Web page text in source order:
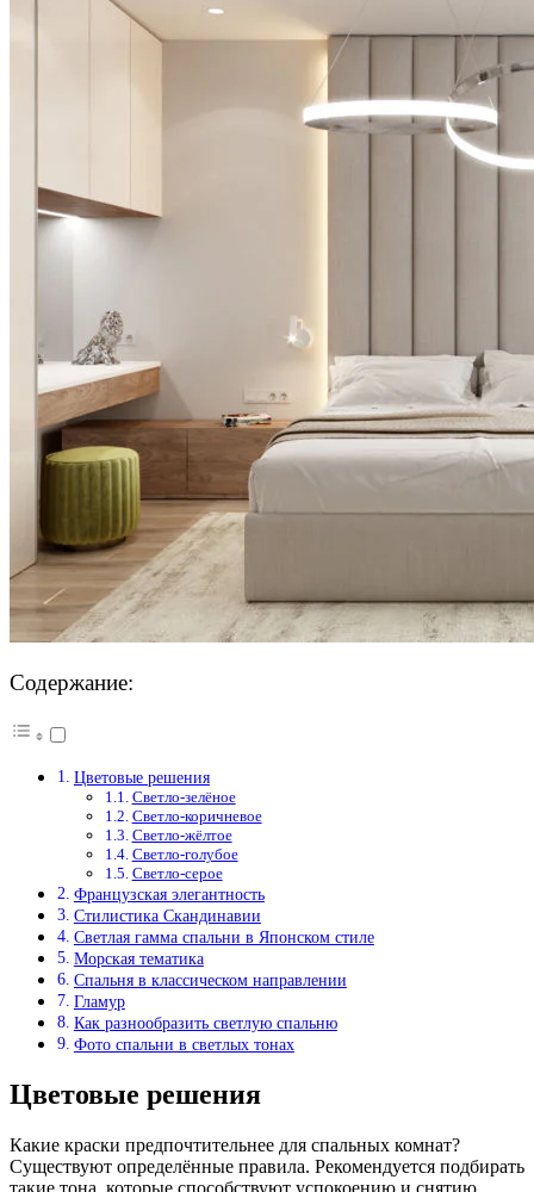
Содержание:
Цветовые решения
Светло-зелёное
Светло-коричневое
Светло-жёлтое
Светло-голубое
Светло-серое
Французская элегантность
Стилистика Скандинавии
Светлая гамма спальни в Японском стиле
Морская тематика
Спальня в классическом направлении
Гламур
Как разнообразить светлую спальню
Фото спальни в светлых тонах
Цветовые решения
Какие краски предпочтительнее для спальных комнат?
Существуют определённые правила. Рекомендуется подбирать
такие тона, которые способствуют успокоению и снятию